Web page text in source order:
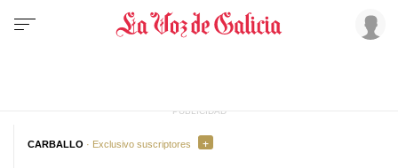
CARBALLO · Exclusivo suscriptores